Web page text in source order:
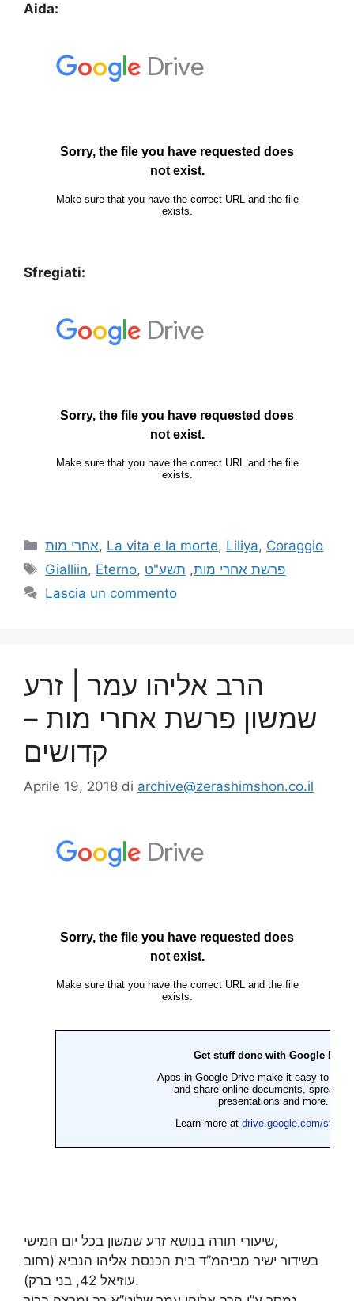
Aida:
Sfregiati:
אחרי מות, La vita e la morte, Liliya, Coraggio
Gialliin, Eterno, פרשת אחרי מות, תשע"ט
Lascia un commento
הרב אליהו עמר | זרע
שמשון פרשת אחרי מות –
קדושים
Aprile 19, 2018 di archive@zerashimshon.co.il
שיעורי תורה בנושא זרע שמשון בכל יום חמישי,
בשידור ישיר מביהמ”ד בית הכנסת אליהו הנביא (רחוב
עוזיאל 42, בני ברק).